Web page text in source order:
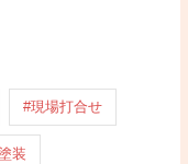
#現場打合せ
装